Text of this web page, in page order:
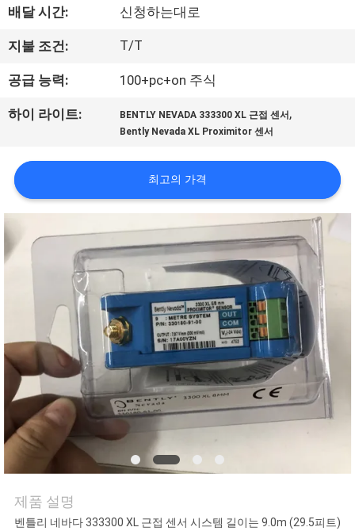
공
장
투
어
품
질
관
리
희
와
연
락
뉴
배달 시간: 신청하는대로
지불 조건: T/T
공급 능력: 100+pc+on 주식
하이 라이트: BENTLY NEVADA 333300 XL 근접 센서 ,
Bently Nevada XL Proximitor 센서
최고의 가격
제품 설명
벤틀리 네바다 333300 XL 근접 센서 시스템 길이는 9.0m (29.5피트)